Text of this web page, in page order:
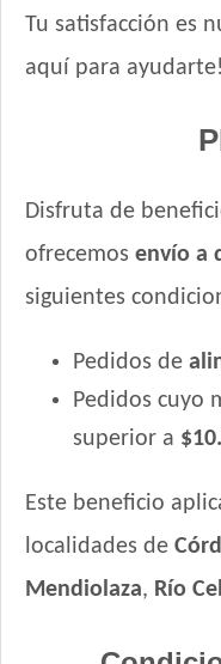
Tu satisfacción es
aquí para ayudarte!
Disfruta de
ofrecemos envío a
siguientes
Pedidos de
Pedidos cuyo
superior a
Este beneficio
localidades de
Mendiolaza, Río